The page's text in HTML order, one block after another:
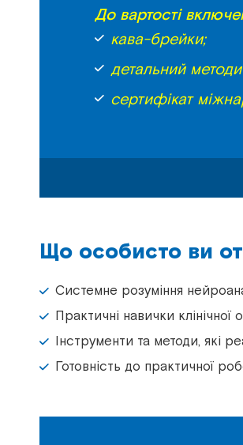
До вартості
кава-брейки;
детальний
сертифікат
Що особисто ви
Системне розуміння
Практичні навички клінічної
Інструменти та методи, які
Готовність до практичної